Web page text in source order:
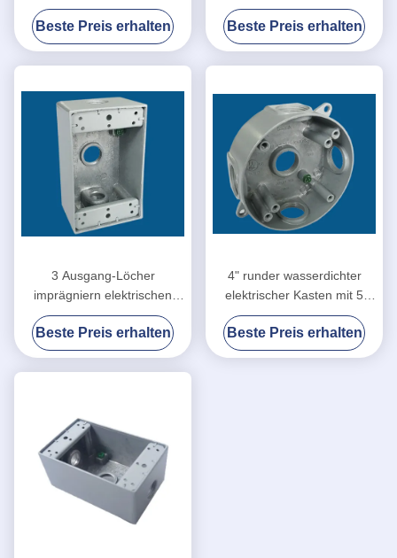
Kasten/Außenausgang-
Kasten mit 4 Ausgang-
Löchern
Beste Preis erhalten
Behälter-Kasten-Grau-Farbe
Beste Preis erhalten
3 Ausgang-Löcher
imprägniern elektrischen
Kasten/Steckdose-Kasten im
Freien
Beste Preis erhalten
4" runder wasserdichter
elektrischer Kasten mit 5
Aluminium Ausgang-Löchern
sterben Form MATERIAL
Beste Preis erhalten